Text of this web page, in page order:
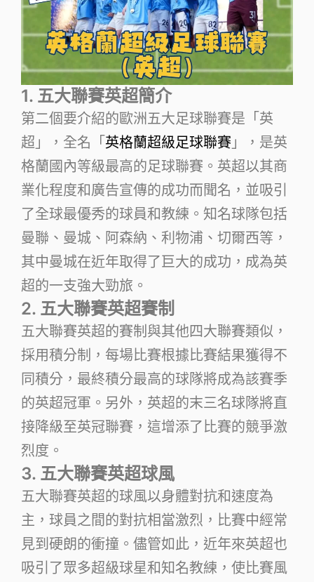
1. 五大聯賽英超簡介
第二個要介紹的歐洲五大足球聯賽是「英
超」，全名「 英格蘭超級足球聯賽 」，是英
格蘭國內等級最高的足球聯賽。英超以其商
業化程度和廣告宣傳的成功而聞名，並吸引
了全球最優秀的球員和教練。知名球隊包括
曼聯、曼城、阿森納、利物浦、切爾西等，
其中曼城在近年取得了巨大的成功，成為英
超的一支強大勁旅。
2. 五大聯賽英超賽制
五大聯賽英超的賽制與其他四大聯賽類似，
採用積分制，每場比賽根據比賽結果獲得不
同積分，最終積分最高的球隊將成為該賽季
的英超冠軍。另外，英超的末三名球隊將直
接降級至英冠聯賽，這增添了比賽的競爭激
烈度。
3. 五大聯賽英超球風
五大聯賽英超的球風以身體對抗和速度為
主，球員之間的對抗相當激烈，比賽中經常
見到硬朗的衝撞。儘管如此，近年來英超也
吸引了眾多超級球星和知名教練，使比賽風